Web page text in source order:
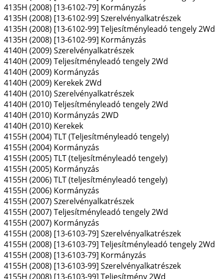
4135H (2008) [13-6102-79] Kormányzás
4135H (2008) [13-6102-99] Szerelvényalkatrészek
4135H (2008) [13-6102-99] Teljesítményleadó tengely 2Wd
4135H (2008) [13-6102-99] Kormányzás
4140H (2009) Szerelvényalkatrészek
4140H (2009) Teljesítményleadó tengely 2Wd
4140H (2009) Kormányzás
4140H (2009) Kerekek 2Wd
4140H (2010) Szerelvényalkatrészek
4140H (2010) Teljesítményleadó tengely 2Wd
4140H (2010) Kormányzás 2WD
4140H (2010) Kerekek
4155H (2004) TLT (Teljesítményleadó tengely)
4155H (2004) Kormányzás
4155H (2005) TLT (teljesítményleadó tengely)
4155H (2005) Kormányzás
4155H (2006) TLT (teljesítményleadó tengely)
4155H (2006) Kormányzás
4155H (2007) Szerelvényalkatrészek
4155H (2007) Teljesítményleadó tengely 2Wd
4155H (2007) Kormányzás
4155H (2008) [13-6103-79] Szerelvényalkatrészek
4155H (2008) [13-6103-79] Teljesítményleadó tengely 2Wd
4155H (2008) [13-6103-79] Kormányzás
4155H (2008) [13-6103-99] Szerelvényalkatrészek
4155H (2008) [13-6103-99] Teljesítmény 2Wd